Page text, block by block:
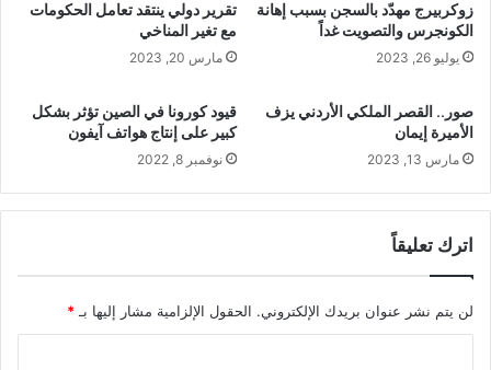
زوكربيرج مهدّد بالسجن بسبب إهانة
الكونجرس والتصويت غداً
يوليو 26, 2023
تقرير دولي ينتقد تعامل الحكومات
مع تغير المناخي
مارس 20, 2023
صور.. القصر الملكي الأردني يزف
الأميرة إيمان
مارس 13, 2023
قيود كورونا في الصين تؤثر بشكل
كبير على إنتاج هواتف آيفون
نوفمبر 8, 2022
اترك تعليقاً
لن يتم نشر عنوان بريدك الإلكتروني. الحقول الإلزامية مشار إليها بـ *